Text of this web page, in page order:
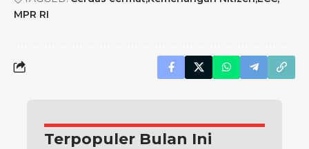
MPR RI
Terpopuler Bulan Ini